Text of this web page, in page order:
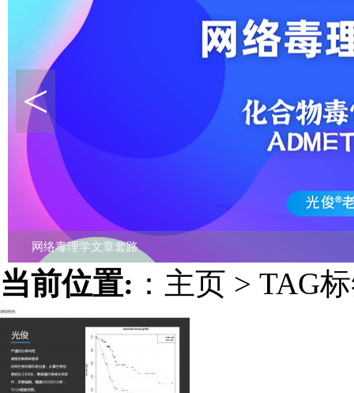
<
当前位置: ： 主页 > TAG